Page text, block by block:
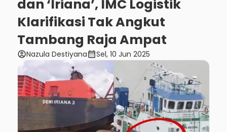
dan ‘Iriana’, IMC Logistik
Klarifikasi Tak Angkut
Tambang Raja Ampat
account_circleNazula Destiyanacalendar_monthSel, 10 Jun 2025